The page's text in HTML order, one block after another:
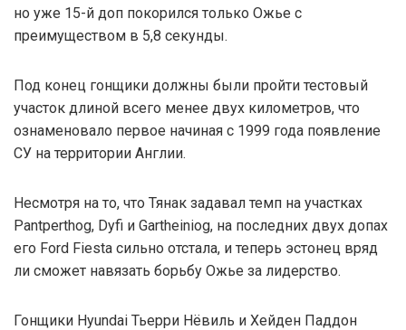
но уже 15-й доп покорился только Ожье с
преимуществом в 5,8 секунды.
Под конец гонщики должны были пройти тестовый
участок длиной всего менее двух километров, что
ознаменовало первое начиная с 1999 года появление
СУ на территории Англии.
Несмотря на то, что Тянак задавал темп на участках
Pantperthog, Dyfi и Gartheiniog, на последних двух допах
его Ford Fiesta сильно отстала, и теперь эстонец вряд
ли сможет навязать борьбу Ожье за лидерство.
Гонщики Hyundai Тьерри Нёвиль и Хейден Паддон